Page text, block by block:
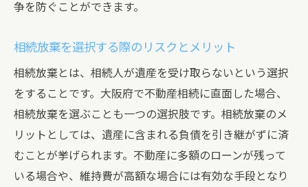
争を防ぐことができます。
相続放棄を選択する際のリスクとメリット
相続放棄とは、相続人が遺産を受け取らないという選択
をすることです。大阪府で不動産相続に直面した場合、
相続放棄を選ぶことも一つの選択肢です。相続放棄のメ
リットとしては、遺産に含まれる負債を引き継がずに済
むことが挙げられます。不動産に多額のローンが残って
いる場合や、維持費が高額な場合には有効な手段となり